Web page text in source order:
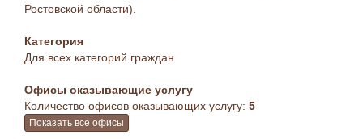
Ростовской области).
Категория
Для всех категорий граждан
Офисы оказывающие услугу
Количество офисов оказывающих услугу: 5
Показать все офисы